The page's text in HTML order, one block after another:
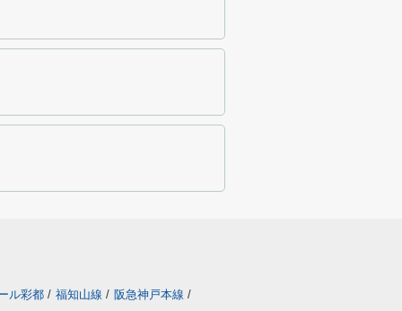
ル彩都 / 福知山線 / 阪急神戸本線 /